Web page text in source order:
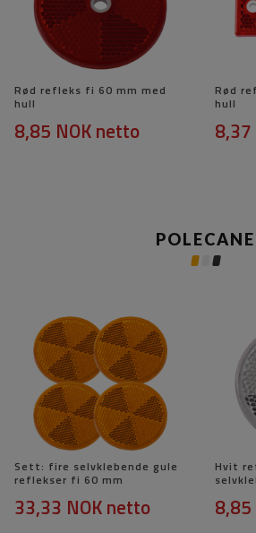
Rød refleks fi 60 mm med
hull
8,85 NOKnetto
Rød
hull
8,37
POLECANE
Sett: fire selvklebende gule
reflekser fi 60 mm
33,33 NOKnetto
Hvit
8,85